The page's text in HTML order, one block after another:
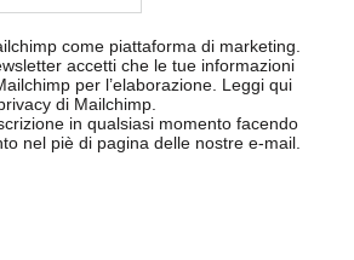
come piattaforma di marketing.
accetti che le tue informazioni
per l’elaborazione. Leggi qui
di Mailchimp
in qualsiasi momento facendo
nel piè di pagina delle nostre e-mail.